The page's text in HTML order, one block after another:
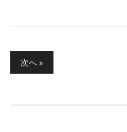
投
稿
次へ »